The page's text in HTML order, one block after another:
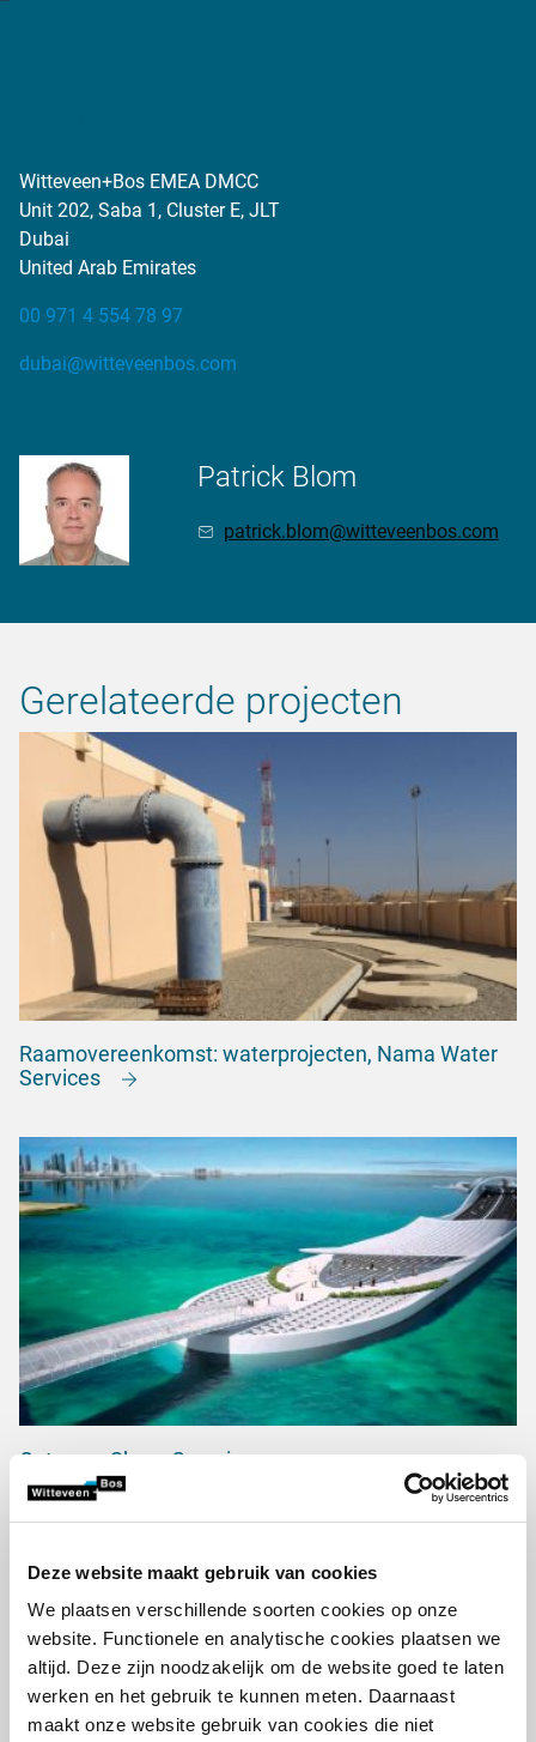
Deze website maakt gebruik van cookies
We plaatsen verschillende soorten cookies op onze
website. Functionele en analytische cookies plaatsen we
altijd. Deze zijn noodzakelijk om de website goed te laten
werken en het gebruik te kunnen meten. Daarnaast
maakt onze website gebruik van cookies die niet
Witteveen+Bos EMEA DMCC
Unit 202, Saba 1, Cluster E, JLT
Dubai
United Arab Emirates
00 971 4 554 78 97
dubai@witteveenbos.com
Patrick Blom
patrick.blom@witteveenbos.com
Gerelateerde projecten
Raamovereenkomst: waterprojecten, Nama Water
Services
Ontwerp: Sharq Crossing